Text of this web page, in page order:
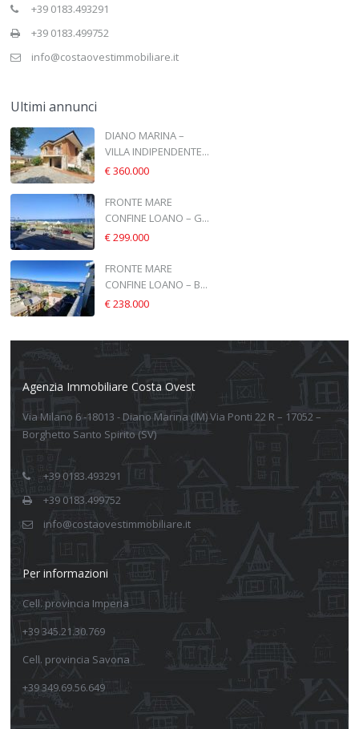
+39 0183.493291
+39 0183.499752
info@costaovestimmobiliare.it
Ultimi annunci
DIANO MARINA –
VILLA INDIPENDENTE...
€ 360.000
FRONTE MARE
CONFINE LOANO – G...
€ 299.000
FRONTE MARE
CONFINE LOANO – B...
€ 238.000
Agenzia Immobiliare Costa Ovest
Via Milano 6 -18013 - Diano Marina (IM) Via Ponti 22 R – 17052 –
Borghetto Santo Spirito (SV)
+39 0183.493291
+39 0183.499752
info@costaovestimmobiliare.it
Per informazioni
Cell. provincia Imperia
+39 345.21.30.769
Cell. provincia Savona
+39 349.69.56.649